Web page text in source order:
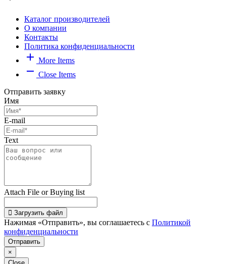
Каталог производителей
О компании
Контакты
Политика конфиденциальности
add More Items
remove Close Items
Отправить заявку
Имя
E-mail
Text
Attach File or Buying list
Загрузить файл
Нажимая «Отправить», вы соглашаетесь с Политикой
конфиденциальности
Отправить
×